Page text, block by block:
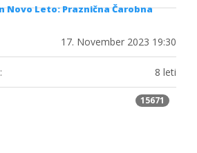
Novo Leto: Praznična Čarobna
17. November 2023 19:30
8 leti
15671